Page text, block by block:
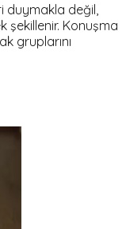
duymakla değil,
şekillenir. Konuşma
gruplarını